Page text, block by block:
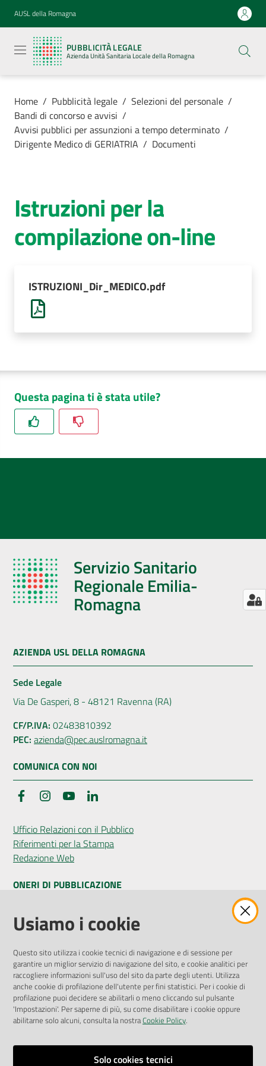
Vai al contenuto
Vai alla navigazione
Vai al footer
AUSL della Romagna
PUBBLICITÀ LEGALE
Azienda Unità Sanitaria Locale della Romagna
legale
Azienda
Unità
Locale della
Servizi
cura
AUSL
Comunica
Home / Pubblicità legale / Selezioni del personale /
Bandi di concorso e avvisi /
Avvisi pubblici per assunzioni a tempo determinato /
Dirigente Medico di GERIATRIA / Documenti
Istruzioni per la
compilazione on-line
ISTRUZIONI_Dir_MEDICO.pdf
Questa pagina ti è stata utile?
Servizio Sanitario
Regionale Emilia-
Romagna
AZIENDA USL DELLA ROMAGNA
Sede Legale
Via De Gasperi, 8 - 48121 Ravenna (RA)
CF/P.IVA: 02483810392
PEC: azienda@pec.auslromagna.it
COMUNICA CON NOI
FacebookInstagramYouTube
Ufficio Relazioni con il Pubblico
Riferimenti per la Stampa
Redazione Web
ONERI DI PUBBLICAZIONE
Amministrazione Trasparente
Pubblicità legale
Privacy Policy
Attuazione Misure PNRR
Liste di Attesa
ENTI, IMPRESE E PARTNER
Fatturazione Elettronica
Usiamo i cookie
Questo sito utilizza i cookie tecnici di navigazione e di sessione per
garantire un miglior servizio di navigazione del sito, e cookie analitici per
raccogliere informazioni sull'uso del sito da parte degli utenti. Utilizza
anche cookie di profilazione dell'utente per fini statistici. Per i cookie di
profilazione puoi decidere se abilitarli o meno cliccando sul pulsante
'Impostazioni'. Per saperne di più, su come disabilitare i cookie oppure
abilitarne solo alcuni, consulta la nostraCookie Policy.
Solo cookies tecnici